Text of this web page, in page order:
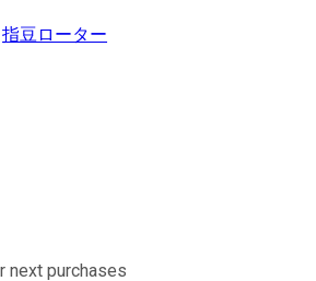
指豆ローター
next purchases